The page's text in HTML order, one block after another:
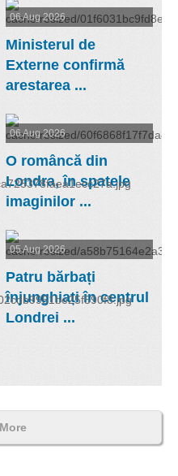
06 Aug 2026
Ministerul de
Externe confirmă
arestarea ...
06 Aug 2026
O româncă din
Londra, în spatele
imaginilor ...
05 Aug 2026
Patru bărbați
înjunghiați în centrul
Londrei ...